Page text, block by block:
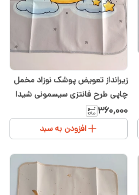
زیرانداز تعویض پوشک نوزاد مخمل
چاپی طرح فانتزی سیسمونی شیدا
۳۶۰٬۰۰۰
افزودن به سبد